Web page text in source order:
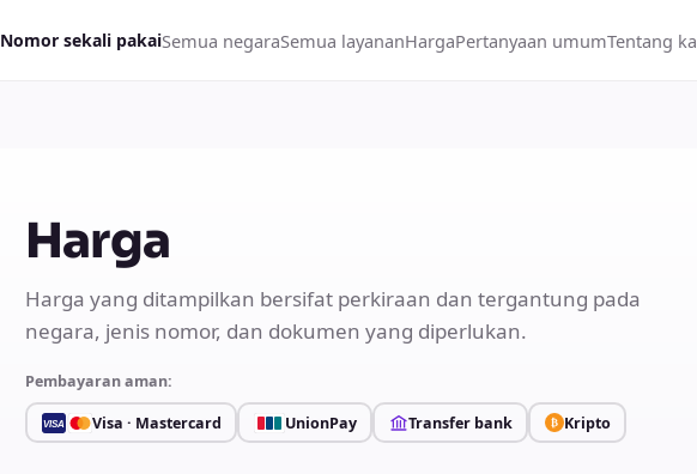
Nomor sekali pakaiSemua negaraSemua layananHargaPertanyaan umumTentang
Harga
Harga yang ditampilkan bersifat perkiraan dan tergantung pada
negara, jenis nomor, dan dokumen yang diperlukan.
Pembayaran aman:
VISA Visa · Mastercard UnionPay Transfer bank ₿ Kripto